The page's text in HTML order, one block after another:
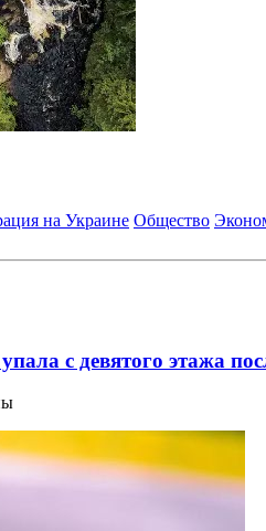
на Украине Общество
с девятого этажа